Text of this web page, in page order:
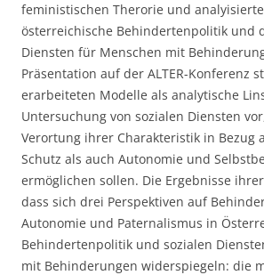
feministischen Therorie und
österreichische Behindertenpolitik und
Diensten für Menschen mit
Präsentation auf der ALTER-Konferenz
erarbeiteten Modelle als analytische
Untersuchung von sozialen Diensten
Verortung ihrer Charakteristik in Bezug
Schutz als auch Autonomie und
ermöglichen sollen. Die Ergebnisse
dass sich drei Perspektiven auf
Autonomie und Paternalismus in
Behindertenpolitik und sozialen
mit Behinderungen widerspiegeln: die